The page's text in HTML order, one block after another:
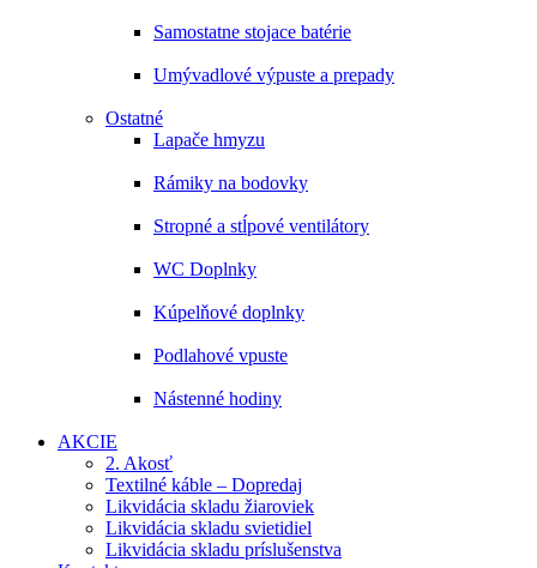
Samostatne stojace batérie
Umývadlové výpuste a prepady
Ostatné
Lapače hmyzu
Rámiky na bodovky
Stropné a stĺpové ventilátory
WC Doplnky
Kúpelňové doplnky
Podlahové vpuste
Nástenné hodiny
AKCIE
2. Akosť
Textilné káble – Dopredaj
Likvidácia skladu žiaroviek
Likvidácia skladu svietidiel
Likvidácia skladu príslušenstva